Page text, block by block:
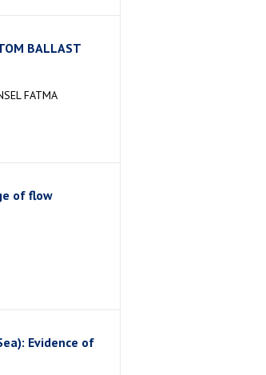
BALLAST
FATMA
of flow
Evidence of